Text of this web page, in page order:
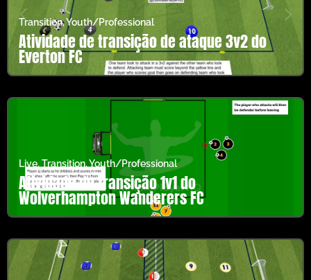
Transition,Youth/Professional
Atividade de transição de ataque 3v2 do
Everton FC
Live,Transition,Youth/Professional
Atividade de transição 1v1 do
Wolverhampton Wanderers FC